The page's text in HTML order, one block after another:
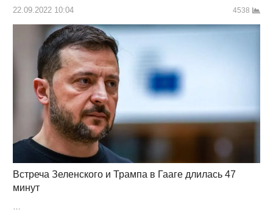
22.09.2022 10:04 4538
Встреча Зеленского и Трампа в Гааге длилась 47
минут